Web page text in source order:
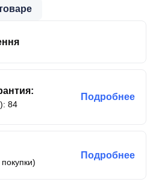
84
Подробнее
Подробнее